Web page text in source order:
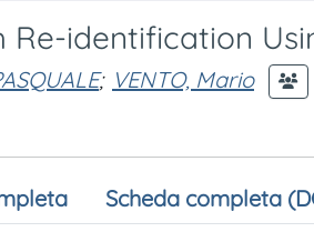
Re-identification
; VENTO, Mario
Scheda completa